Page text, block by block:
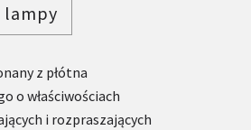
lampy
z płótna
o właściwościach
i rozpraszających